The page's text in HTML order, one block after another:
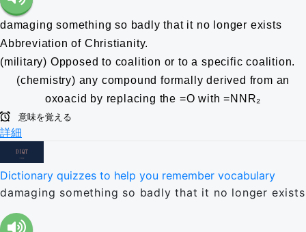
damaging something so badly that it no longer exists
Abbreviation of Christianity.
(military) Opposed to coalition or to a specific coalition.
(chemistry) any compound formally derived from an
oxoacid by replacing the =O with =NNR₂
意味を覚える
詳細
Dictionary quizzes to help you remember vocabulary
damaging something so badly that it no longer exists